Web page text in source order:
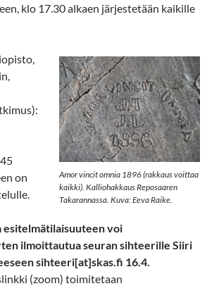
klo 17.30 alkaen järjestetään kaikille
Amor vincit omnia 1896 (rakkaus voittaa
kaikki). Kalliohakkaus Reposaaren
Takarannassa. Kuva: Eeva Raike.
on
voi
ilmoittautua seuran sihteerille Siiri
sihteeri[at]skas.fi 16.4.
(zoom) toimitetaan